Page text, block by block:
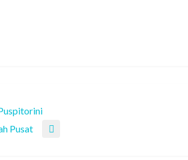
Pusat